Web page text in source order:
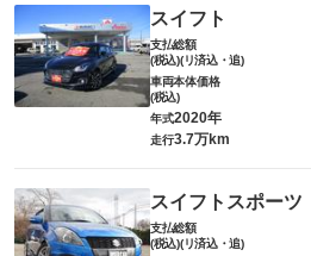
スイフト
支払総額
(税込)(リ済込・追)
車両本体価格
(税込)
年式2020年
走行3.7万km
スイフトスポーツ
支払総額
(税込)(リ済込・追)